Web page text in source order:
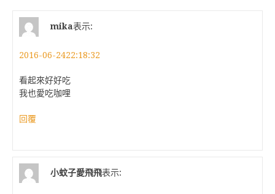
mika表示:
2016-06-2422:18:32
看起來好好吃
我也愛吃咖哩
回覆
小蚊子愛飛飛表示: